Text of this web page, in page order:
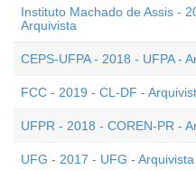
Instituto Machado de Assis -
Arquivista
CEPS-UFPA - 2018 - UFPA -
FCC - 2019 - CL-DF -
UFPR - 2018 - COREN-PR -
UFG - 2017 - UFG - Arquivista